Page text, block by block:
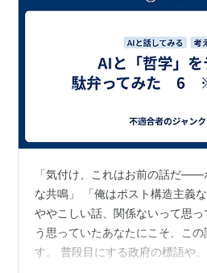
「気付け、これはお前の話だ
な共鳴」 「俺はポスト構造主義
ややこしい話、関係ないって思
う思っていたあなたにこそ、こ
す。 普段目にする政府の標語や